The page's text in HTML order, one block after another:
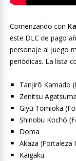
Comenzando con
este DLC de pago
personaje al juego
periódicas. La lista
Tanjirō Kamado
Zenitsu
Giyū Tomioka
Shinobu Kochō
Doma
Akaza (Fortaleza
Kaigaku